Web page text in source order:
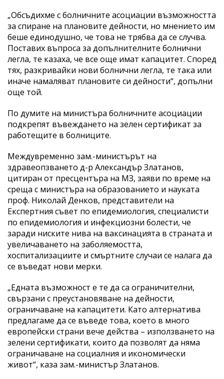
„Обсъдихме с болничните асоциации възможността
за спиране на плановите дейности, но мнението им
беше единодушно, че това не трябва да се случва.
Поставих въпроса за допълнителните болнични
легла, те казаха, че все още имат капацитет. Според
тях, разкривайки нови болнични легла, те така или
иначе намаляват плановите си дейности“, допълни
още той.
По думите на министъра болничните асоциации
подкрепят въвеждането на зелен сертификат за
работещите в болниците.
Междувременно зам.-министърът на
здравеопзването д-р Александър Златанов,
цитиран от пресцентъра на МЗ, заяви по време на
среща с министъра на образованието и науката
проф. Николай Денков, представители на
Експертния съвет по епидемиология, специалисти
по епидемиология и инфекциозни болести, че
заради ниските нива на ваксинацията в страната и
увеличаването на заболяемостта,
хоспитализациите и смъртните случаи се налага да
се въведат нови мерки.
„Едната възможност е те да са ограничителни,
свързани с преустановяване на дейности,
ограничаване на капацитети. Като алтернатива
предлагаме да се въведе това, което в много
европейски страни вече действа – използването на
зелени сертификати, които да позволят да няма
ограничаване на социалния и икономически
живот“, каза зам.-министър Златанов.